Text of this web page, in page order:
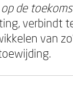
de
verbindt
van